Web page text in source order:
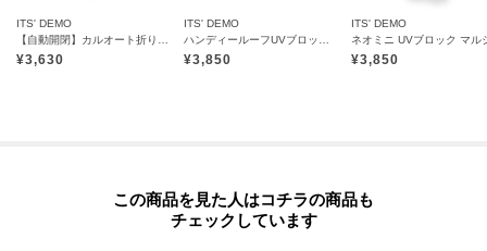
ITS' DEMO
¥3,630
ITS' DEMO
¥3,850
ITS' DEMO
¥3,850
この商品を見た人はコチラの商品も
チェックしています